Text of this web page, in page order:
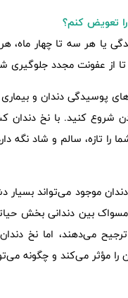
تعویض کنم؟
یا هر سه تا چهار ماه،
از عفونت مجدد جلوگیری
پوسیدگی دندان و
کنید. با نخ دندان
را تازه، سالم و شاد نگه
موجود می‌تواند بسیار
مسواک بین دندانی بخش
می‌دهند، اما نخ
مؤثر می‌کند و چگونه